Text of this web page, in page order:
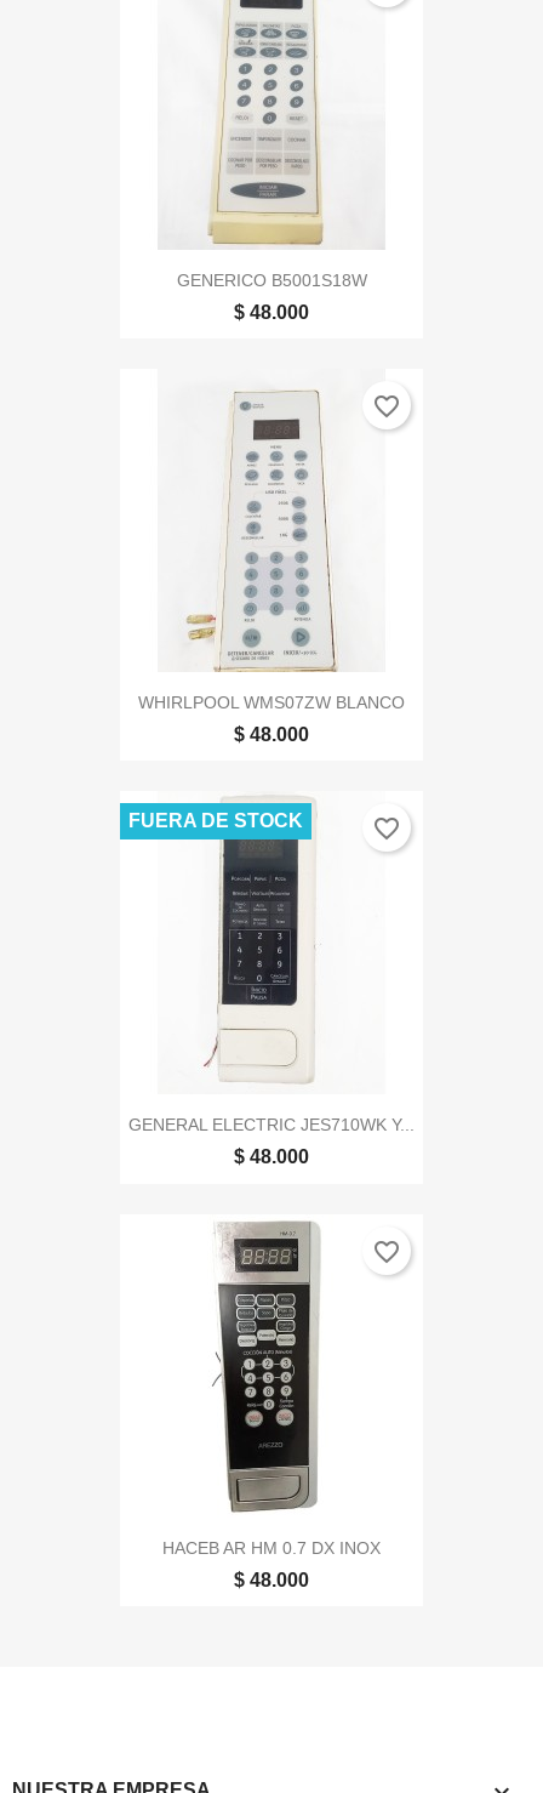
GENERICO B5001S18W
$ 48.000
WHIRLPOOL WMS07ZW BLANCO
$ 48.000
favorite_border
GENERAL ELECTRIC JES710WK Y...
$ 48.000
FUERA DE STOCK favorite_border
HACEB AR HM 0.7 DX INOX
$ 48.000
favorite_border